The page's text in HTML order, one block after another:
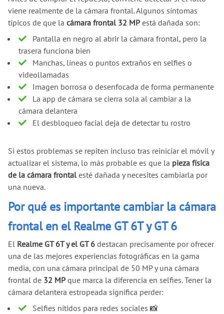
viene realmente de la cámara frontal. Algunos síntomas
típicos de que la cámara frontal 32 MP está dañada son:
Pantalla en negro al abrir la cámara frontal, pero la
trasera funciona bien
Manchas, líneas o puntos extraños en selfies o
videollamadas
Imagen borrosa o desenfocada de forma permanente
La app de cámara se cierra sola al cambiar a la
cámara delantera
El desbloqueo facial deja de detectar tu rostro
Si estos problemas se repiten incluso tras reiniciar el móvil y
actualizar el sistema, lo más probable es que la pieza física
de la cámara frontal esté dañada y necesites cambiarla por
una nueva.
Por qué es importante cambiar la cámara
frontal en el Realme GT 6T y GT 6
El Realme GT 6T y el GT 6 destacan precisamente por ofrecer
una de las mejores experiencias fotográficas en la gama
media, con una cámara principal de 50 MP y una cámara
frontal de 32 MP que marca la diferencia en selfies. Tener la
cámara delantera estropeada significa perder:
Selfies nítidos para redes sociales 📸